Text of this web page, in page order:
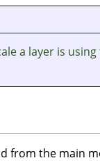
a layer is
from the main